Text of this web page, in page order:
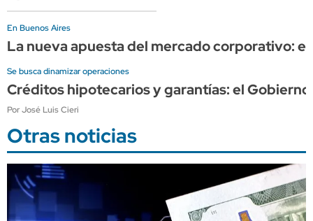
En Buenos Aires
La nueva apuesta del mercado corporativo:
Se busca dinamizar operaciones
Créditos hipotecarios y garantías: el
Por José Luis Cieri
Otras noticias